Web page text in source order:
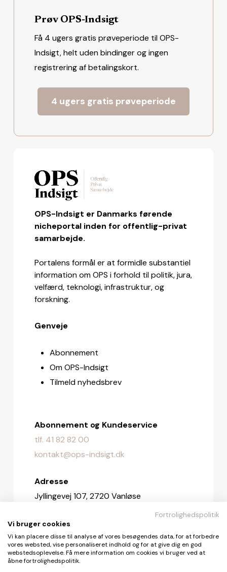
Prøv OPS-Indsigt
Få 4 ugers gratis prøveperiode til OPS-
Indsigt, helt uden bindinger og ingen
registrering af betalingskort.
4 ugers gratis prøveperiode
OPS-Indsigt er Danmarks førende
nicheportal inden for offentlig-privat
samarbejde.
Portalens formål er at formidle substantiel
information om OPS i forhold til politik, jura,
velfærd, teknologi, infrastruktur, og
forskning.
Genveje
Abonnement
Om OPS-Indsigt
Tilmeld nyhedsbrev
Abonnement og Kundeservice
tlf. 41 82 82 00
kontakt@ops-indsigt.dk
Adresse
Jyllingevej 107, 2720 Vanløse
Redaktionen
redaktionen@ops-indsigt.dk
Fortrolighedspolitik
Vi bruger cookies
Vi kan placere disse til analyse af vores besøgendes data, for at forbedre
vores websted, vise personaliseret indhold og for at give dig en god
webstedsoplevelse. Få mere information om cookies vi bruger ved at
åbne fortrolighedspolitik.